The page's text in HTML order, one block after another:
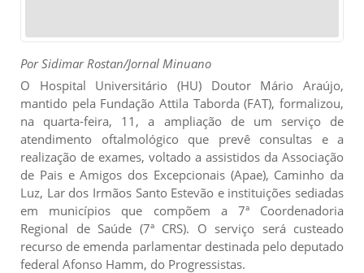
Por Sidimar Rostan/Jornal Minuano
O Hospital Universitário (HU) Doutor Mário Araújo,
mantido pela Fundação Attila Taborda (FAT), formalizou,
na quarta-feira, 11, a ampliação de um serviço de
atendimento oftalmológico que prevê consultas e a
realização de exames, voltado a assistidos da Associação
de Pais e Amigos dos Excepcionais (Apae), Caminho da
Luz, Lar dos Irmãos Santo Estevão e instituições sediadas
em municípios que compõem a 7ª Coordenadoria
Regional de Saúde (7ª CRS). O serviço será custeado
recurso de emenda parlamentar destinada pelo deputado
federal Afonso Hamm, do Progressistas.